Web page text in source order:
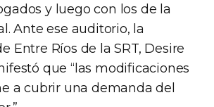
y luego con los de la
Ante ese auditorio, la
Entre Ríos de la SRT, Desire
que “las modificaciones
a cubrir una demanda del